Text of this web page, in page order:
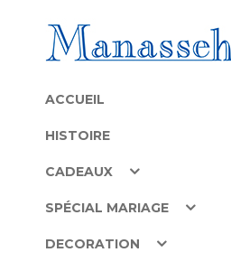
ACCUEIL
HISTOIRE
CADEAUX
SPÉCIAL MARIAGE
DECORATION